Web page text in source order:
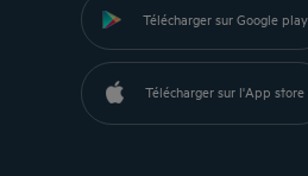
Télécharger sur Google play
Télécharger sur l'App store